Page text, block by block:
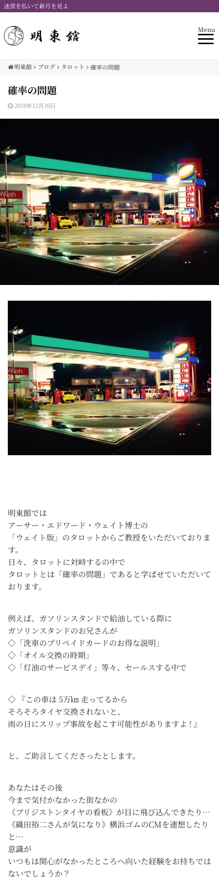
迷雲を払いて新月を見よ
Menu
明東館 ブログ タロット 確率の問題
確率の問題
2018年12月26日
明東館では
アーサー・エドワード・ウェイト博士の
「ウェイト版」のタロットからご教授をいただいておりま
す。
日々、タロットに対峙するの中で
タロットとは「確率の問題」であると学ばせていただいて
おります。
例えば、ガソリンスタンドで給油している際に
ガソリンスタンドのお兄さんが
◇「洗車のプリペイドカードのお得な説明」
◇「オイル交換の時期」
◇「灯油のサービスデイ」等々、セールスする中で
◇ 『この車は 5万㎞ 走ってるから
そろそろタイヤ交換されないと、
雨の日にスリップ事故を起こす可能性がありますよ ! 』
と、ご助言してくださったとします。
あなたはその後
今まで気付かなかった街なかの
《ブリジストンタイヤの看板》が目に飛び込んできたり…
《織田裕二さんが気になり》横浜ゴムのCMを連想したり
と…
意識が
いつもは関心がなかったところへ向いた経験をお持ちでは
ないでしょうか？